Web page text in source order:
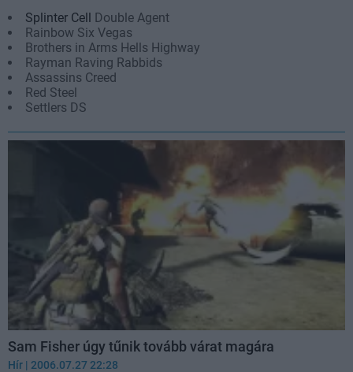
Splinter Cell Double Agent
Rainbow Six Vegas
Brothers in Arms Hells Highway
Rayman Raving Rabbids
Assassins Creed
Red Steel
Settlers DS
Sam Fisher úgy tűnik tovább várat magára
Hír | 2006.07.27 22:28